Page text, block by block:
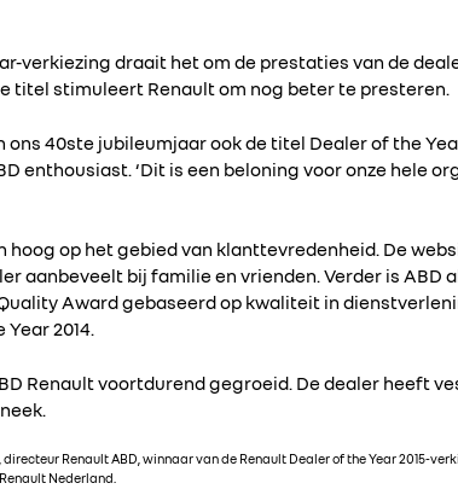
verkiezing draait het om de prestaties van de
titel stimuleert Renault om nog beter te presteren.
ons 40ste jubileumjaar ook de titel Dealer of the
enthousiast. ‘Dit is een beloning voor onze hele
hoog op het gebied van klanttevredenheid. De
aanbeveelt bij familie en vrienden. Verder is ABD
Award gebaseerd op kwaliteit in
2014.
Renault voortdurend gegroeid. De dealer heeft
Renault ABD, winnaar van de Renault Dealer of the Year 2015-
Nederland.